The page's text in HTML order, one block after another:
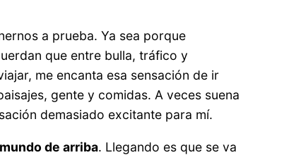
a prueba. Ya sea porque
que entre bulla, tráfico y
me encanta esa sensación de ir
gente y comidas. A veces suena
demasiado excitante para mí.
de arriba. Llegando es que se va